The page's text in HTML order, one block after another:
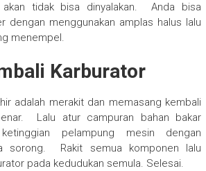
akan tidak bisa dinyalakan. Anda bisa
dengan menggunakan amplas halus lalu
menempel.
Karburator
adalah merakit dan memasang kembali
Lalu atur campuran bahan bakar
pelampung mesin dengan
sorong. Rakit semua komponen lalu
pada kedudukan semula. Selesai.